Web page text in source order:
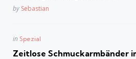
Posted
by Sebastian
Posted
in Spezial
Zeitlose Schmuckarmbänder